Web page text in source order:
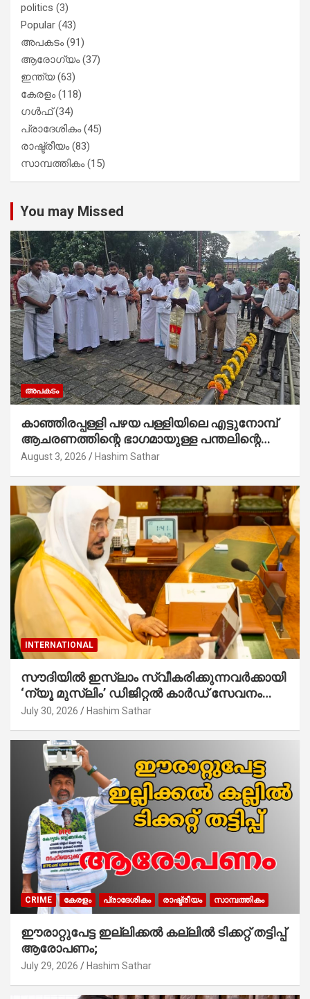
politics (3)
Popular (43)
അപകടം(91)
ആരോഗ്യം(37)
ഇന്ത്യ(63)
കേരളം(118)
ഗൾഫ്(34)
പ്രാദേശികം(45)
രാഷ്ട്രീയം(83)
സാമ്പത്തികം(15)
You may Missed
അപകടം
കാഞ്ഞിരപ്പള്ളി പഴയ പള്ളിയിലെ എട്ടുനോമ്പ്
ആചരണത്തിന്റെ ഭാഗമായുള്ള പന്തലിന്റെ
കാൽനാട്ട് കർമ്മം ആർച്ച് പ്രീസ്റ്റ് വെരി.
August 3, 2026 Hashim Sathar
INTERNATIONAL
സൗദിയില്‍ ഇസ്‌ലാം സ്വീകരിക്കുന്നവര്‍ക്കായി
‘ന്യൂ മുസ്ലിം’ ഡിജിറ്റല്‍ കാര്‍ഡ് സേവനം
ആരംഭിച്ചു
July 30, 2026 Hashim Sathar
CRIME കേരളം പ്രാദേശികം രാഷ്ട്രീയം സാമ്പത്തികം
ഈരാറ്റുപേട്ട ഇല്ലിക്കൽ കല്ലിൽ ടിക്കറ്റ് തട്ടിപ്പ്
ആരോപണം;
July 29, 2026 Hashim Sathar